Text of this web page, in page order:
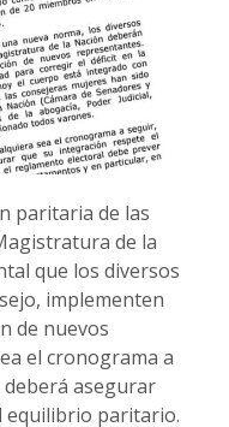
paritaria de las
de la
que los diversos
implementen
de nuevos
el cronograma a
deberá asegurar
equilibrio paritario.